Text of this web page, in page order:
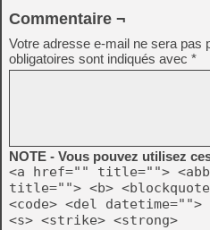
Commentaire ¬
Votre adresse e-mail ne sera pas
obligatoires sont indiqués avec *
NOTE - Vous pouvez utilisez
<a href="" title="">
title=""> <b>
<code> <del
<s> <strike> <strong>